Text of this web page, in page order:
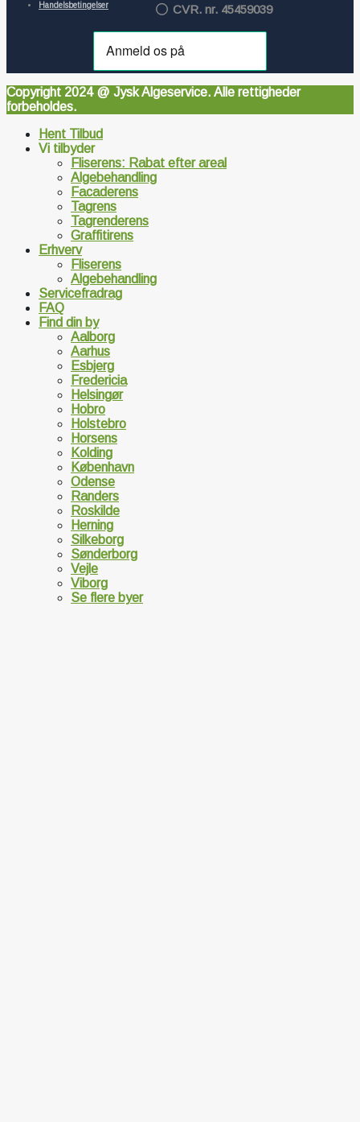
Handelsbetingelser
CVR. nr. 45459039
Copyright 2024 @ Jysk Algeservice. Alle rettigheder
forbeholdes.
Hent Tilbud
Vi tilbyder
Fliserens: Rabat efter areal
Algebehandling
Facaderens
Tagrens
Tagrenderens
Graffitirens
Erhverv
Fliserens
Algebehandling
Servicefradrag
FAQ
Find din by
Aalborg
Aarhus
Esbjerg
Fredericia
Helsingør
Hobro
Holstebro
Horsens
Kolding
København
Odense
Randers
Roskilde
Herning
Silkeborg
Sønderborg
Vejle
Viborg
Se flere byer